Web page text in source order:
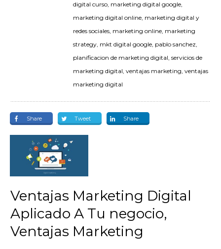
digital curso, marketing digital google,
marketing digital online, marketing digital y
redes sociales, marketing online, marketing
strategy, mkt digital google, pablo sanchez,
planificacion de marketing digital, servicios de
marketing digital, ventajas marketing, ventajas
marketing digital
Share Tweet Share
Ventajas Marketing Digital
Aplicado A Tu negocio,
Ventajas Marketing